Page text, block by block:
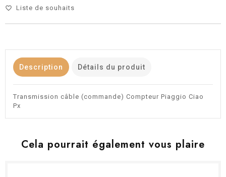
favorite_border Liste de souhaits
Description Détails du produit
Transmission câble (commande) Compteur Piaggio Ciao
Px
Cela pourrait également vous plaire